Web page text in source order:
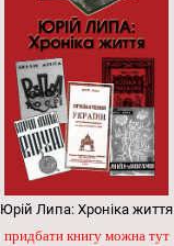
Юрій Липа: Хроніка життя
придбати книгу можна тут